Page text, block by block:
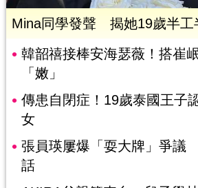
Mina同學發聲 揭她19歲半工
韓韶禧接棒安海瑟薇！搭崔
「嫩」
傳患自閉症！19歲泰國王子
女
張員瑛屢爆「耍大牌」爭議
話